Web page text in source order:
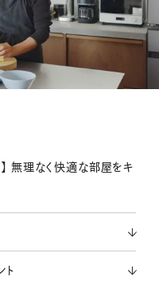
t
無理なく快適な部屋をキ
ト